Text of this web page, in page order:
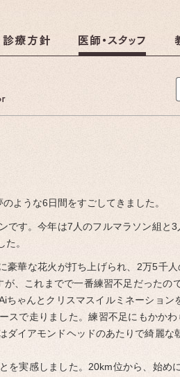
ような6日間をすごしてきました。
です。今年は7人のフルマラソン組と
。
豪華な花火が打ち上げられ、2万5千
が、これまでで一番練習不足だったの
ちゃんとクリスマスイルミネーショ
スで走りました。練習不足にもかか
ダイアモンドヘッドのあたりで綺麗
を実感しました。20km位から、始